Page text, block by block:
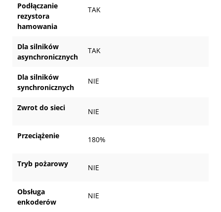
Podłączanie
rezystora
hamowania
TAK
Dla silników
asynchronicznych
TAK
Dla silników
synchronicznych
NIE
Zwrot do sieci NIE
Przeciążenie 180%
Tryb pożarowy NIE
Obsługa
enkoderów
NIE